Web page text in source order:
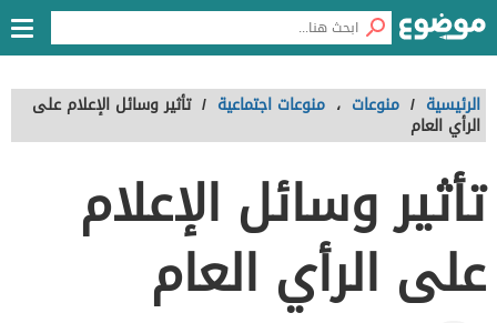
الرئيسية / منوعات ، منوعات اجتماعية / تأثير وسائل الإعلام على
الرأي العام
تأثير وسائل الإعلام
على الرأي العام